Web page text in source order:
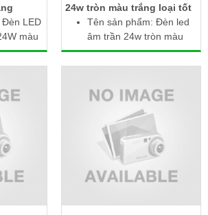
Đèn LED
màu
-
x 300 x
mỏi
24w tròn màu trắng loại tốt
Tên sản phẩm: Đèn led
âm trần 24w tròn màu
trắng
Điện áp: 85 - 265V AC /
Công suất: 24W
Quang thông: 2400lm
Nhiệt độ màu: 6000 -
6500K
Kích thước (Ø x H): 300
x 10mm
Khoét lỗ: Ø280mm